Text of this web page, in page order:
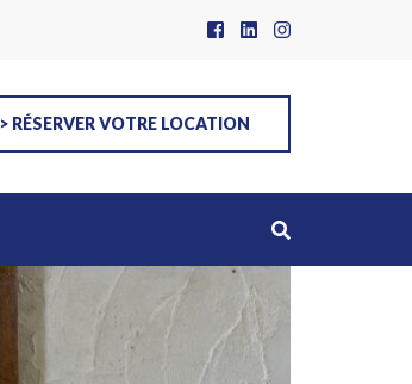
> RÉSERVER VOTRE LOCATION